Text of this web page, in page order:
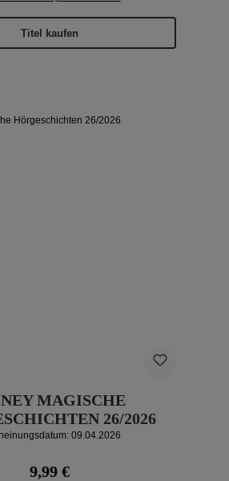
Titel kaufen
MAGISCHE
26/2026
09.04.2026
Regulärer Preis:
9,99 €